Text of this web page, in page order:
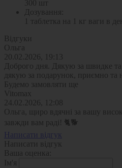
300 шт
Дозування:
1 таблетка на 1 кг ваги в
Відгуки
Ольга
20.02.2026, 19:13
Доброго дня. Дякую за швидке
дякую за подарунок, приємно та
Будемо замовляти ще
Vitomax
24.02.2026, 12:08
Ольга, щиро вдячні за вашу
завжди вам раді! 🐈🐕
Написати відгук
Написати відгук
Ваша оценка:
Ім'я